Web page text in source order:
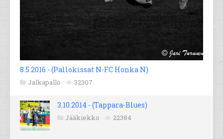
8.5.2016 - (Pallokissat N-FC Honka N)
Jalkapallo 32307
3.10.2014 - (Tappara-Blues)
Jääkiekko 22384